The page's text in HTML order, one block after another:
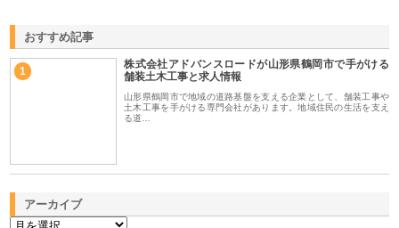
おすすめ記事
1
株式会社アドバンスロードが山形県鶴岡市で手がける
舗装土木工事と求人情報
山形県鶴岡市で地域の道路基盤を支える企業として、舗装工事や
土木工事を手がける専門会社があります。地域住民の生活を支え
る道…
アーカイブ